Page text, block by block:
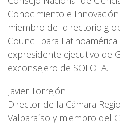
Conocimiento e
miembro del directorio
Council para Latinoamérica
expresidente ejecutivo de
exconsejero de SOFOFA.
Javier Torrejón
Director de la Cámara
Valparaíso y miembro del